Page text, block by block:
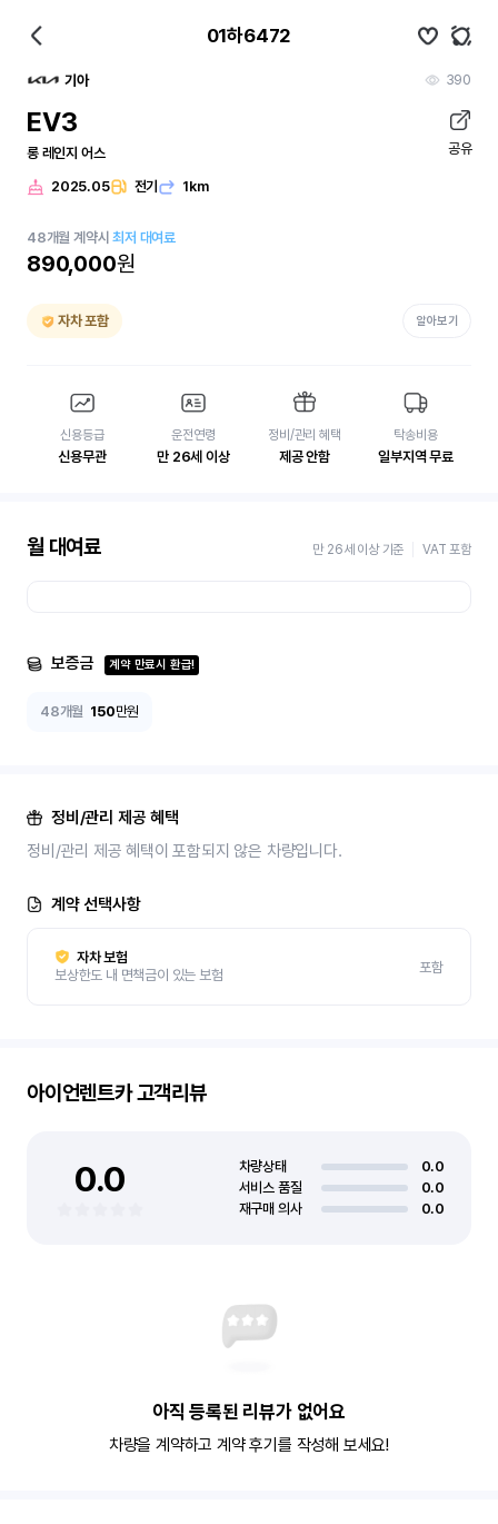
01하6472
기아 390
EV3
롱 레인지 어스 공유
2025.05 전기 1km
48개월 계약시최저 대여료
890,000원
자차 포함 알아보기
신용등급
신용무관
운전연령
만 26세 이상
정비/관리 혜택
제공 안함
탁송비용
일부지역 무료
월 대여료 만 26세 이상 기준 VAT 포함
보증금 계약 만료시 환급!
48개월 150만원
정비/관리 제공 혜택
정비/관리 제공 혜택이 포함되지 않은 차량입니다.
계약 선택사항
자차 보험
보상한도 내 면책금이 있는 보험
포함
아이언렌트카고객리뷰
0.0 차량상태
0.0
서비스 품질
0.0
재구매 의사
0.0
아직 등록된 리뷰가 없어요
차량을 계약하고 계약 후기를 작성해 보세요!